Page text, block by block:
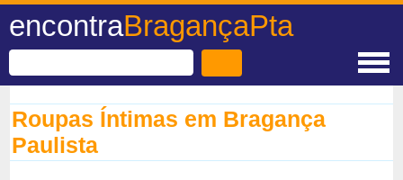
encontraBragançaPta
Roupas Íntimas em Bragança
Paulista